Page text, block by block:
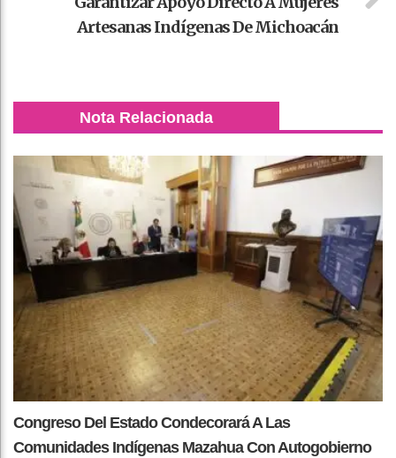
Artesanas Indígenas De Michoacán
Nota Relacionada
Congreso Del Estado Condecorará A Las
Comunidades Indígenas Mazahua Con Autogobierno